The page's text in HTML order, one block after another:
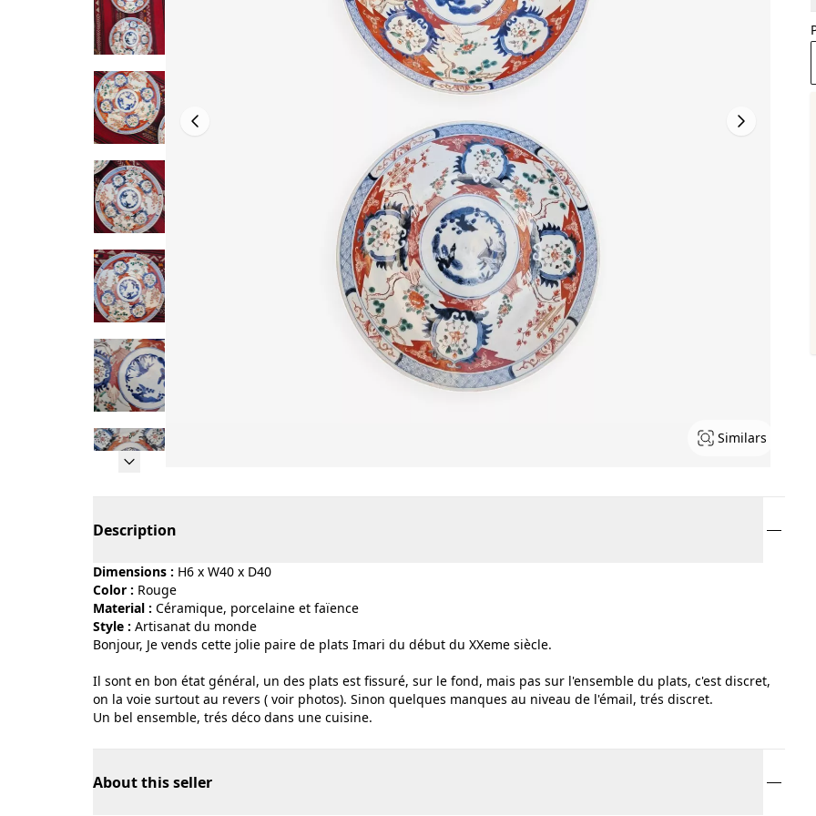
Similars
Description
Dimensions : H6 x W40 x D40
Color :
rouge
Material :
céramique, porcelaine et faïence
Style :
artisanat du monde
Bonjour, Je vends cette jolie paire de plats Imari du début du XXeme siècle.
Il sont en bon état général, un des plats est fissuré, sur le fond, mais pas sur l'ensemble du plats, c'est discret,
on la voie surtout au revers ( voir photos). Sinon quelques manques au niveau de l'émail, trés discret.
Un bel ensemble, trés déco dans une cuisine.
About this seller